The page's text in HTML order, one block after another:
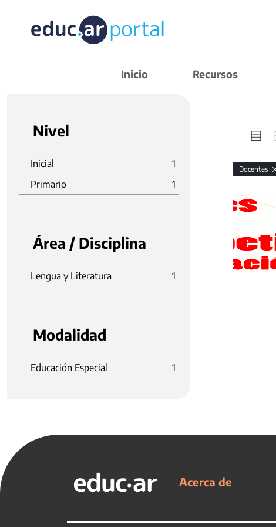
Inicio Recursos
Nivel
Inicial
1
Primario
1
Área / Disciplina
Lengua y Literatura 1
Modalidad
Educación Especial 1
Docentes
Acerca de